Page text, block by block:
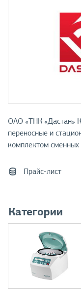
ОАО «ТНК «Дастан»
переносные и
комплектом сменных
Прайс-лист
Категории